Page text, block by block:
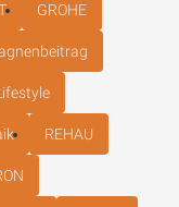
GROHE
REHAU